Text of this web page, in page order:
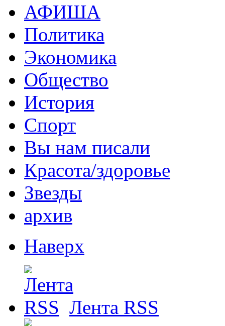
АФИША
Политика
Экономика
Общество
История
Спорт
Вы нам писали
Красота/здоровье
Звезды
архив
Наверх
Лента RSS